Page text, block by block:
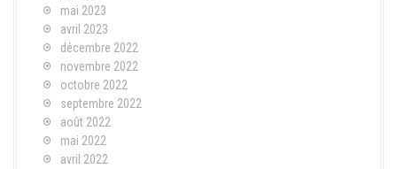
mai 2023
avril 2023
décembre 2022
novembre 2022
octobre 2022
septembre 2022
août 2022
mai 2022
avril 2022